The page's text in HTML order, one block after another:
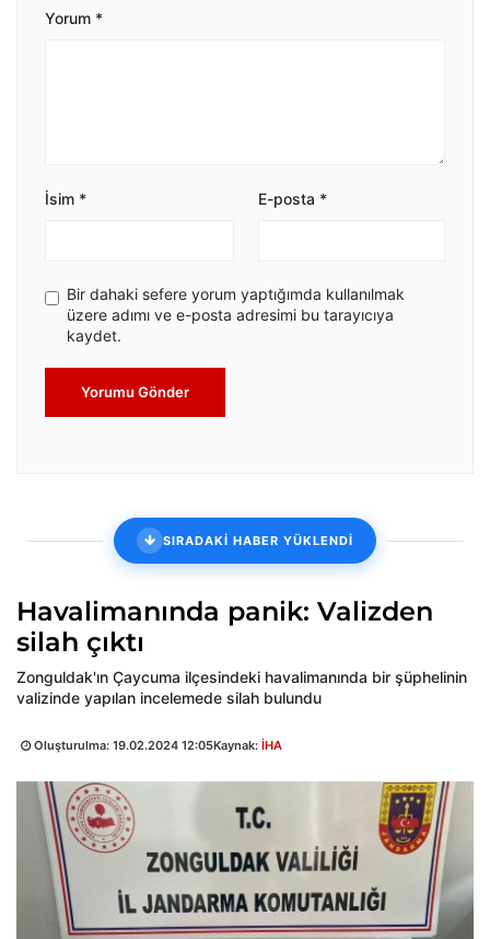
Yorum *
İsim * E-posta *
Bir dahaki sefere yorum yaptığımda kullanılmak
üzere adımı ve e-posta adresimi bu tarayıcıya
kaydet.
Yorumu Gönder
SIRADAKİ HABER YÜKLENDİ
Havalimanında panik: Valizden
silah çıktı
Zonguldak'ın Çaycuma ilçesindeki havalimanında bir şüphelinin
valizinde yapılan incelemede silah bulundu
Oluşturulma: 19.02.2024 12:05Kaynak: İHA